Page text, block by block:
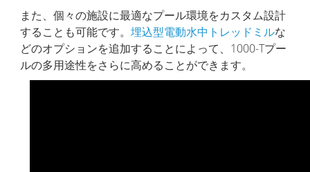
また、個々の施設に最適なプール環境をカスタム設計
することも可能です。 埋込型電動水中トレッドミルな
どのオプションを追加することによって、1000-Tプー
ルの多用途性をさらに高めることができます。